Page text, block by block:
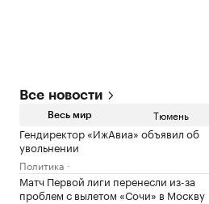
Все новости
Весь мир Тюмень
Гендиректор «ИжАвиа» объявил об
увольнении
Политика
Матч Первой лиги перенесли из-за
проблем с вылетом «Сочи» в Москву